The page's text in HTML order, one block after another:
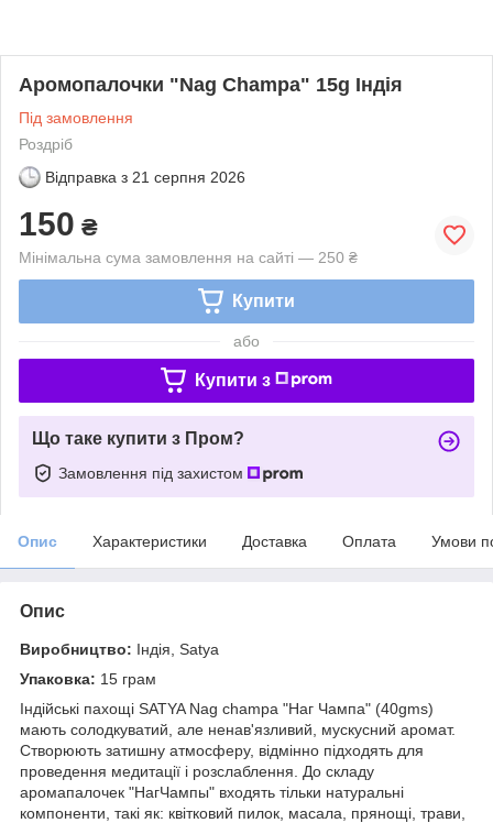
Аромопалочки "Nag Champa" 15g Індія
Під замовлення
Роздріб
Відправка з 21 серпня 2026
150 ₴
Мінімальна сума замовлення на сайті — 250 ₴
Купити
або
Купити з
Що таке купити з Пром?
Замовлення під захистом
Опис Характеристики Доставка Оплата Умови
Опис
Виробництво: Індія, Satya
Упаковка: 15 грам
Індійські пахощі SATYA Nag champa "Наг Чампа" (40gms)
мають солодкуватий, але ненав'язливий, мускусний аромат.
Створюють затишну атмосферу, відмінно підходять для
проведення медитації і розслаблення. До складу
аромапалочек "НагЧампы" входять тільки натуральні
компоненти, такі як: квітковий пилок, масала, прянощі, трави,